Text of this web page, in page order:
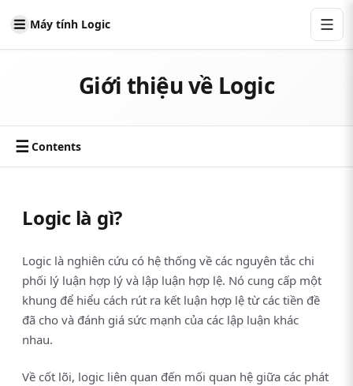
Máy tính Logic
Giới thiệu về Logic
☰ Contents
Logic là gì?
Logic là nghiên cứu có hệ thống về các nguyên tắc chi
phối lý luận hợp lý và lập luận hợp lệ. Nó cung cấp một
khung để hiểu cách rút ra kết luận hợp lệ từ các tiền đề
đã cho và đánh giá sức mạnh của các lập luận khác
nhau.
Về cốt lõi, logic liên quan đến mối quan hệ giữa các phát